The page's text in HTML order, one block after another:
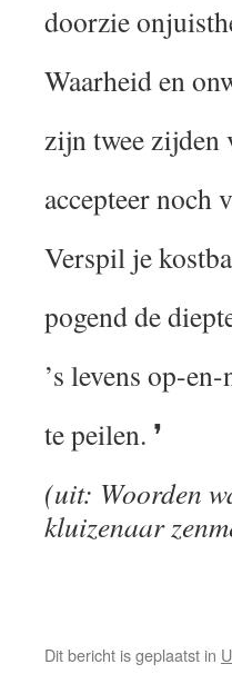
doorzie
Waarheid en
zijn twee zijden
accepteer noch
Verspil je
pogend de
’s levens op-en-
te peilen. ❜
(uit: Woorden
kluizenaar
Dit bericht is geplaatst in